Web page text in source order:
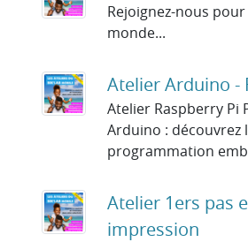
Rejoignez-nous
monde...
Atelier Arduino -
Atelier Raspberry Pi
Arduino : découvrez
programmation
Atelier 1ers pas
impression